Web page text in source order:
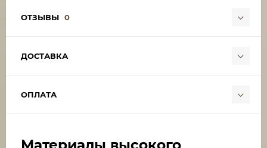
ОТЗЫВЫ 0
ДОСТАВКА
ОПЛАТА